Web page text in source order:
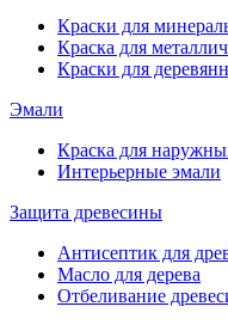
Краски для
Краска для
Краски для
Эмали
Краска для
Интерьерные эмали
Защита древесины
Антисептик для
Масло для дерева
Отбеливание